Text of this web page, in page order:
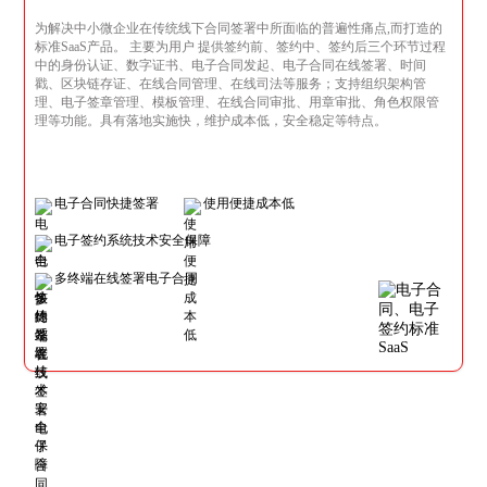
为解决中小微企业在传统线下合同签署中所面临的普遍性痛点,而打造的
标准SaaS产品。 主要为用户 提供签约前、签约中、签约后三个环节过程
中的身份认证、数字证书、电子合同发起、电子合同在线签署、时间
戳、区块链存证、在线合同管理、在线司法等服务；支持组织架构管
理、电子签章管理、模板管理、在线合同审批、用章审批、角色权限管
理等功能。具有落地实施快，维护成本低，安全稳定等特点。
电子合同快捷签署 使用便捷成本低
电子签约系统技术安全保障
多终端在线签署电子合同